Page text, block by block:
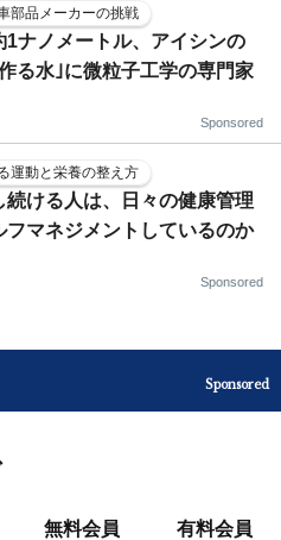
部品メーカーの挑戦
1ナノメートル、アイシンの
る水｣に微粒子工学の専門家
Sponsored
運動と栄養の整え方
続ける人は、日々の健康管理
フマネジメントしているのか
Sponsored
Sponsored
無料会員 有料会員